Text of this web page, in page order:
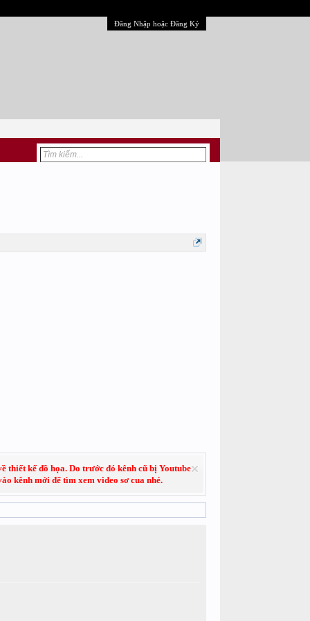
Đăng Nhập hoặc Đăng Ký
thiết kế đồ họa. Do trước đó kênh cũ bị Youtube
kênh mới để tìm xem video sơ cua nhé.